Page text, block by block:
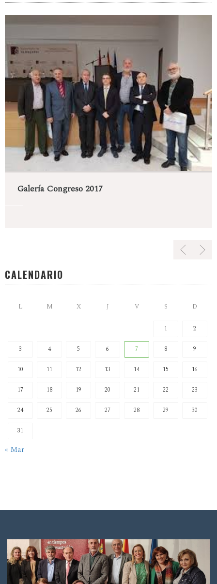
Galería Congreso 2017
CALENDARIO
L M X J V S D
1 2
3 4 5 6 7 8 9
10 11 12 13 14 15 16
17 18 19 20 21 22 23
24 25 26 27 28 29 30
31
« Mar